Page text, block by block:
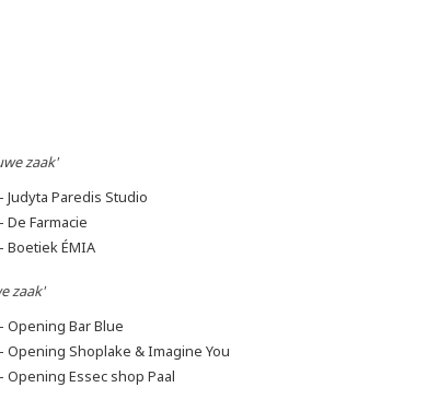
zaak'
- Judyta Paredis Studio
- De Farmacie
- Boetiek ÉMIA
zaak'
- Opening Bar Blue
- Opening Shoplake & Imagine You
- Opening Essec shop Paal